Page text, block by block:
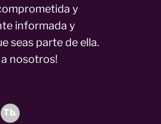
y
informada y
seas parte de ella.
a nosotros!
Tb.